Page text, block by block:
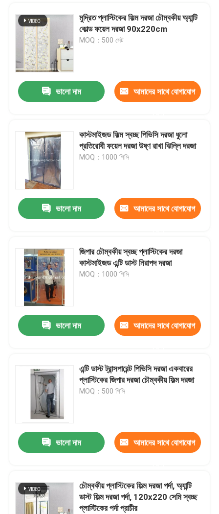
পণ্য
মুদ্রিত প্লাস্টিকের ফিল্ম দরজা চৌম্বকীয় অ্যান্টি
কোল্ড ফয়েল দরজা 90x220cm
MOQ：500 সেট
ভালো দাম আমাদের সাথে যোগাযোগ
কাস্টমাইজড ফিল্ম স্বচ্ছ পিভিসি দরজা ধুলো
প্রতিরোধী ফয়েল দরজা উষ্ণ রাখা ঝিল্লি দরজা
MOQ：1000 পিসি
ভালো দাম আমাদের সাথে যোগাযোগ
জিপার চৌম্বকীয় স্বচ্ছ প্লাস্টিকের দরজা
কাস্টমাইজড এন্টি ডাস্ট নিরাপদ দরজা
MOQ：1000 পিসি
ভালো দাম আমাদের সাথে যোগাযোগ
এন্টি ডাস্ট ট্রান্সপারেন্ট পিভিসি দরজা একবারের
প্লাস্টিকের জিপার দরজা চৌম্বকীয় ফিল্ম দরজা
MOQ：500 পিসি
ভালো দাম আমাদের সাথে যোগাযোগ
চৌম্বকীয় প্লাস্টিকের ফিল্ম দরজা পর্দা, অ্যান্টি
ডাস্ট ফিল্ম দরজা পর্দা, 120x220 সেমি স্বচ্ছ
প্লাস্টিকের পর্দা প্রাচীর